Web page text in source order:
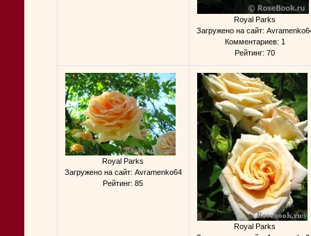
Royal Parks
Загружено на сайт:
Комментариев: 1
Рейтинг: 70
Royal Parks
Загружено на сайт: Avramenko64
Рейтинг: 85
Royal Parks